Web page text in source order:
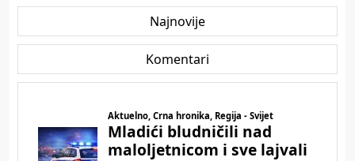
Najnovije
Komentari